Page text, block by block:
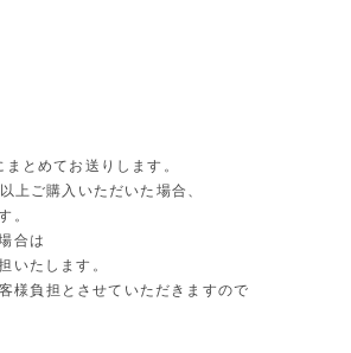
とめてお送りします。
上ご購入いただいた場合、
。
合は
いたします。
様負担とさせていただきますので